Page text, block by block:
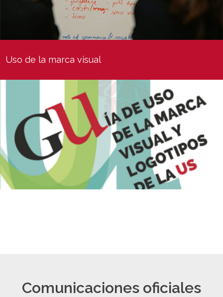
Uso de la marca visual
Comunicaciones oficiales